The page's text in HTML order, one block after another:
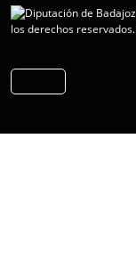
los derechos reservados.